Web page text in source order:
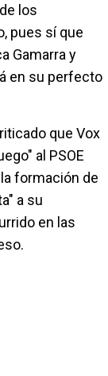
los
pues sí que
Gamarra y
en su perfecto
que Vox
al PSOE
formación de
a su
en las